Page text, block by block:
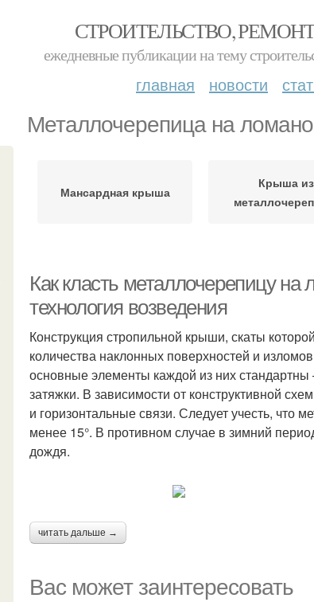
СТРОИТЕЛЬСТВО,
ежедневные публикации на тему
главная новости
Металлочерепица на
Мансардная крыша
Крыша из
Как класть металлочерепицу
технология возведения
Конструкция стропильной крыши, скаты
количества наклонных поверхностей и
основные элементы каждой из них стандартны
затяжки. В зависимости от конструктивной
и горизонтальные связи. Следует учесть, что
менее 15°. В противном случае в зимний
дождя.
читать дальше →
Вас может заинтересовать